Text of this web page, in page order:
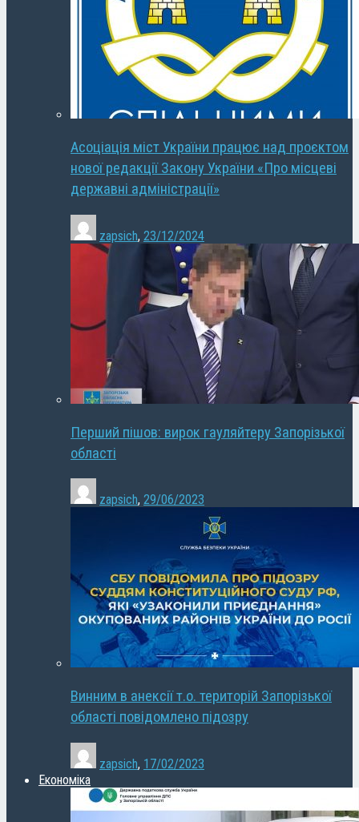
Асоціація міст України працює над проєктом
нової редакції Закону України «Про місцеві
державні адміністрації»
zapsich, 23/12/2024
Перший пішов: вирок гауляйтеру Запорізької
області
zapsich, 29/06/2023
Винним в анексії т.о. територій Запорізької
області повідомлено підозру
zapsich, 17/02/2023
Економіка